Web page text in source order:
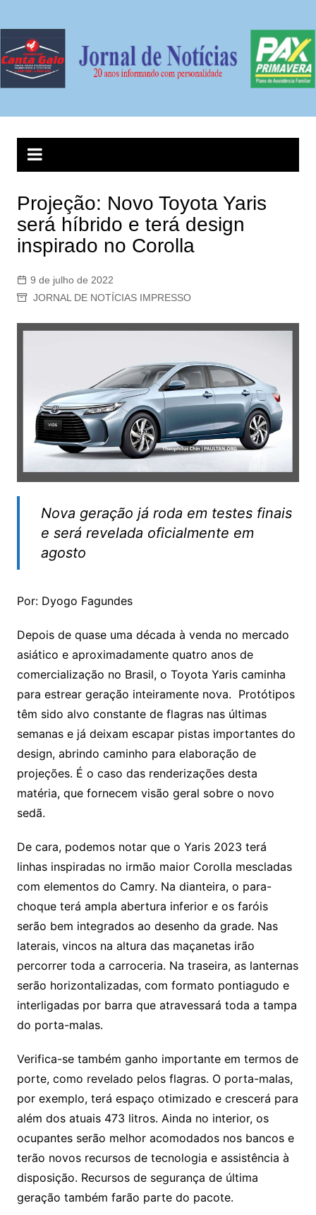
conteúdo
Projeção: Novo Toyota Yaris
será híbrido e terá design
inspirado no Corolla
9 de julho de 2022
JORNAL DE NOTÍCIAS IMPRESSO
Nova geração já roda em testes finais
e será revelada oficialmente em
agosto
Por: Dyogo Fagundes
Depois de quase uma década à venda no mercado
asiático e aproximadamente quatro anos de
comercialização no Brasil, o Toyota Yaris caminha
para estrear geração inteiramente nova. Protótipos
têm sido alvo constante de flagras nas últimas
semanas e já deixam escapar pistas importantes do
design, abrindo caminho para elaboração de
projeções. É o caso das renderizações desta
matéria, que fornecem visão geral sobre o novo
sedã.
De cara, podemos notar que o Yaris 2023 terá
linhas inspiradas no irmão maior Corolla mescladas
com elementos do Camry. Na dianteira, o para-
choque terá ampla abertura inferior e os faróis
serão bem integrados ao desenho da grade. Nas
laterais, vincos na altura das maçanetas irão
percorrer toda a carroceria. Na traseira, as lanternas
serão horizontalizadas, com formato pontiagudo e
interligadas por barra que atravessará toda a tampa
do porta-malas.
Verifica-se também ganho importante em termos de
porte, como revelado pelos flagras. O porta-malas,
por exemplo, terá espaço otimizado e crescerá para
além dos atuais 473 litros. Ainda no interior, os
ocupantes serão melhor acomodados nos bancos e
terão novos recursos de tecnologia e assistência à
disposição. Recursos de segurança de última
geração também farão parte do pacote.